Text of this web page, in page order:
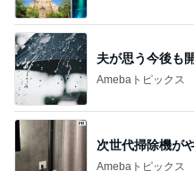
夫が思う今後も
Amebaトピックス
次世代掃除機が
Amebaトピックス